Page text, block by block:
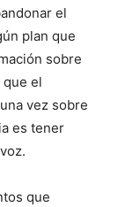
el
plan que
sobre
que el
vez sobre
es tener
que